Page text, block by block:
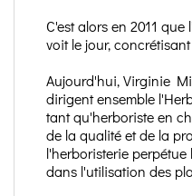
C'est alors en 2011
voit le jour,
Aujourd'hui, Virginie
dirigent ensemble
tant qu'herboriste en
de la qualité et de la
l'herboristerie
dans l'utilisation des